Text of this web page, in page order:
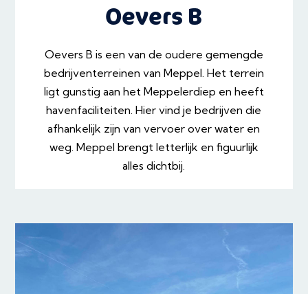
Oevers B
Oevers B is een van de oudere gemengde
bedrijventerreinen van Meppel. Het terrein
ligt gunstig aan het Meppelerdiep en heeft
havenfaciliteiten. Hier vind je bedrijven die
afhankelijk zijn van vervoer over water en
weg. Meppel brengt letterlijk en figuurlijk
alles dichtbij.